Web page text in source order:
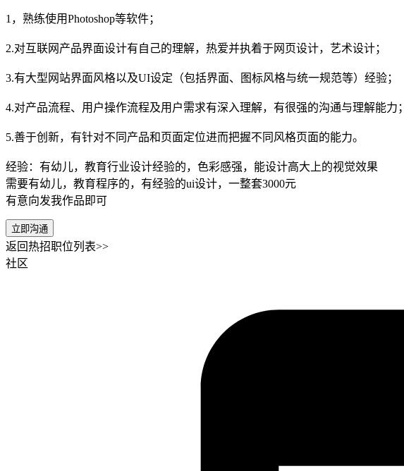
1，熟练使用Photoshop等软件；
2.对互联网产品界面设计有自己的理解，热爱并执着于网页设计，艺术设计；
3.有大型网站界面风格以及UI设定（包括界面、图标风格与统一规范等）经验；
4.对产品流程、用户操作流程及用户需求有深入理解，有很强的沟通与理解能力；
5.善于创新，有针对不同产品和页面定位进而把握不同风格页面的能力。
经验：有幼儿，教育行业设计经验的，色彩感强，能设计高大上的视觉效果
需要有幼儿，教育程序的，有经验的ui设计，一整套3000元
有意向发我作品即可
立即沟通
返回热招职位列表>>
社区